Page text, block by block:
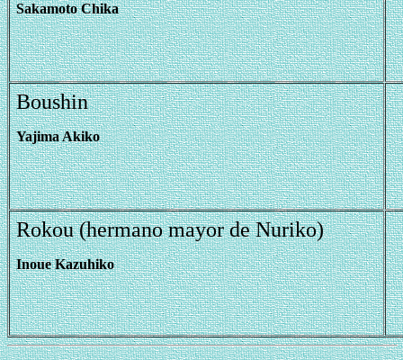
Sakamoto Chika
Boushin
Yajima Akiko
Rokou (hermano mayor de Nuriko)
Inoue Kazuhiko